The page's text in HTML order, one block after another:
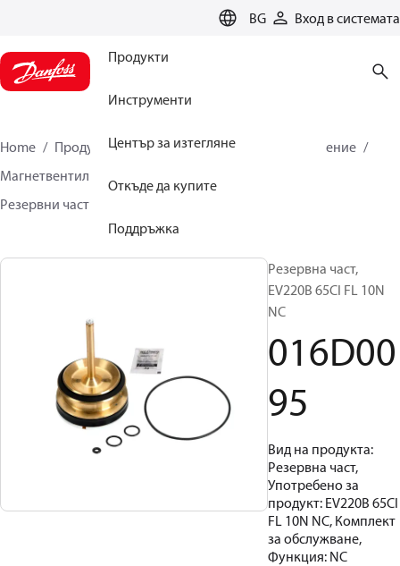
BG Вход в системата
Продукти
Инструменти
Център за изтегляне
Откъде да купите
Поддръжка
Home Продукти
Климатични решения за отопление
Магнетвентили, Fluid Controls
Резервни части и аксесоари за вентили
Резервна част,
EV220B 65CI FL 10N
NC
016D00
95
Вид на продукта:
Резервна част,
Употребено за
продукт: EV220B 65CI
FL 10N NC, Комплект
за обслужване,
Функция: NC